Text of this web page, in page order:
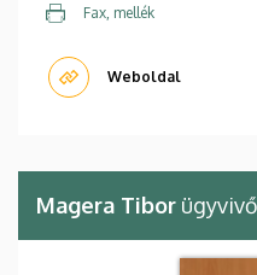
Fax, mellék
Weboldal
Magera Tibor